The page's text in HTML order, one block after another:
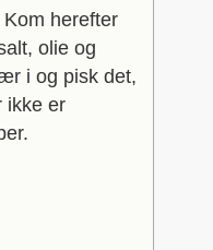
herefter
olie og
i og pisk det,
ikke er